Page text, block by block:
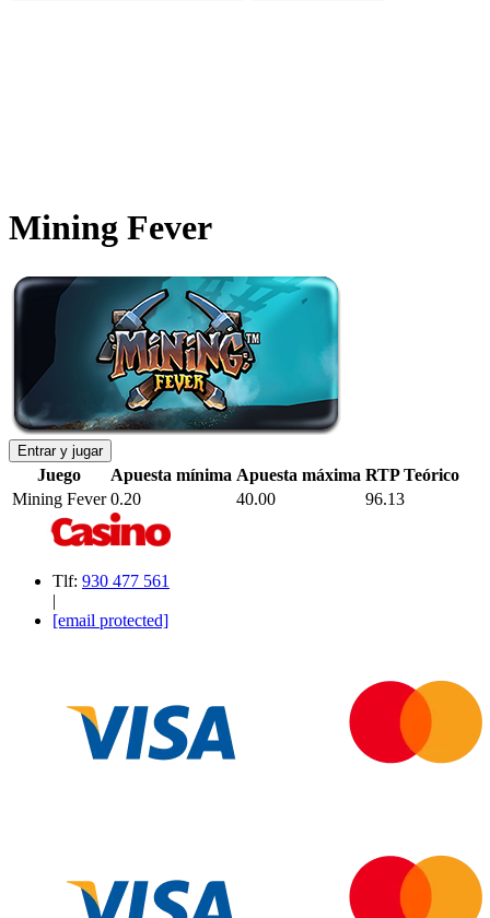
Mining Fever
Entrar y jugar
Juego Apuesta mínima Apuesta máxima RTP Teórico
Mining Fever 0.20 40.00 96.13
Tlf: 930 477 561
|
[email protected]